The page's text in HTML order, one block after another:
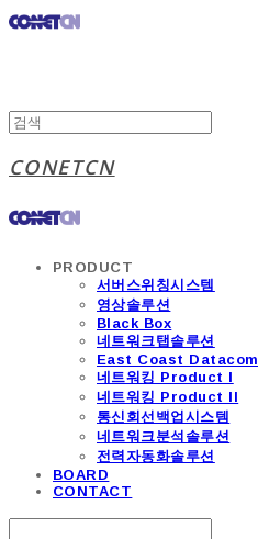
CONETCN
PRODUCT
서버스위칭시스템
영상솔루션
Black Box
네트워크탭솔루션
East Coast Datacom
네트워킹 Product I
네트워킹 Product II
통신회선백업시스템
네트워크분석솔루션
전력자동화솔루션
BOARD
CONTACT